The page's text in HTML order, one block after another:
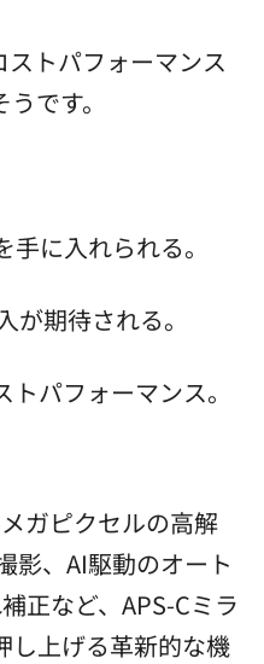
トパフォーマンス
です。
に入れられる。
が期待される。
パフォーマンス。
ガピクセルの高解
影、AI駆動のオート
正など、APS-Cミラ
し上げる革新的な機